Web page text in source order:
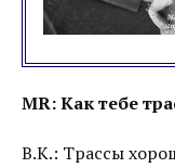
MR: Как тебе
В.К.: Трассы